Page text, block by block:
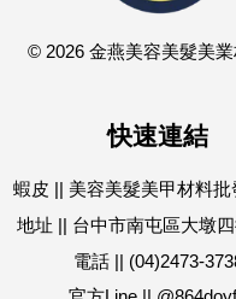
© 2026 金燕美容美髮美
快速連結
蝦皮 || 美容美髮美甲材料批
地址 || 台中市南屯區大墩
電話 || (04)2473-